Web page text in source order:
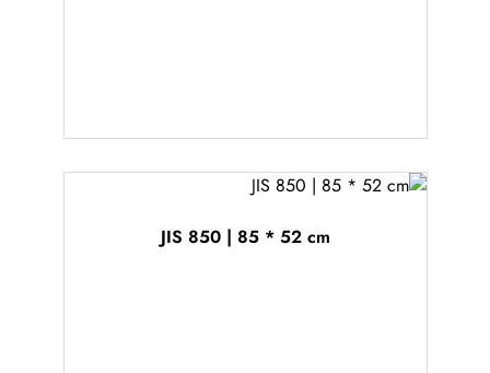
JIS 850 | 85 * 52 cm